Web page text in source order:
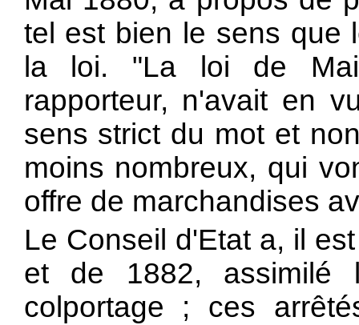
tel est bien le sens que
la loi. "La loi de
rapporteur, n'avait en
sens strict du mot et
moins nombreux, qui
offre de marchandises
Le Conseil d'Etat a, il
et de 1882, assimilé
colportage ; ces